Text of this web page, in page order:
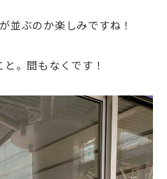
並ぶのか楽しみですね！
。間もなくです！